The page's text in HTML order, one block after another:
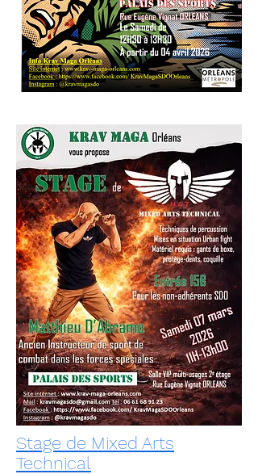
Stage de Mixed Arts
Technical